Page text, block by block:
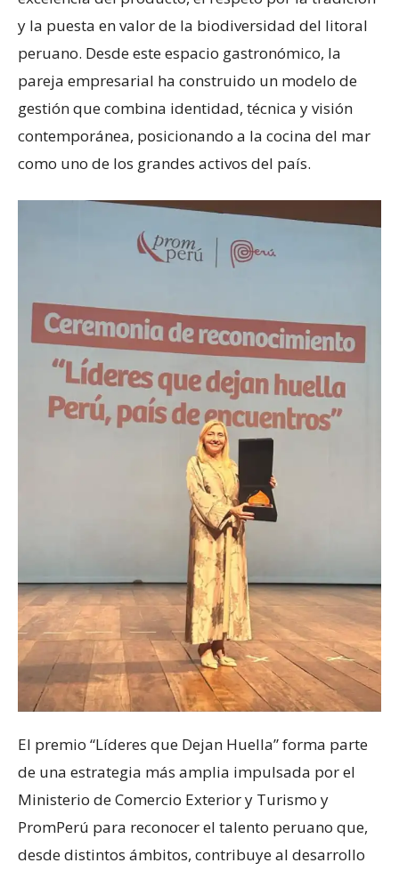
y la puesta en valor de la biodiversidad del litoral
peruano. Desde este espacio gastronómico, la
pareja empresarial ha construido un modelo de
gestión que combina identidad, técnica y visión
contemporánea, posicionando a la cocina del mar
como uno de los grandes activos del país.
El premio “Líderes que Dejan Huella” forma parte
de una estrategia más amplia impulsada por el
Ministerio de Comercio Exterior y Turismo y
PromPerú para reconocer el talento peruano que,
desde distintos ámbitos, contribuye al desarrollo